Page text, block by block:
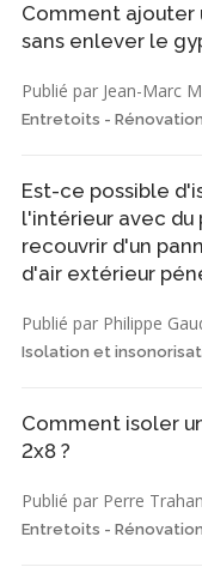
Comment ajouter
sans enlever le
Publié par Jean-Marc
Entretoits - Rénovation
Est-ce possible
l'intérieur avec du
recouvrir d'un
d'air extérieur
Publié par Philippe
Isolation et
Comment isoler
2x8 ?
Publié par Perre Trahan
Entretoits - Rénovation